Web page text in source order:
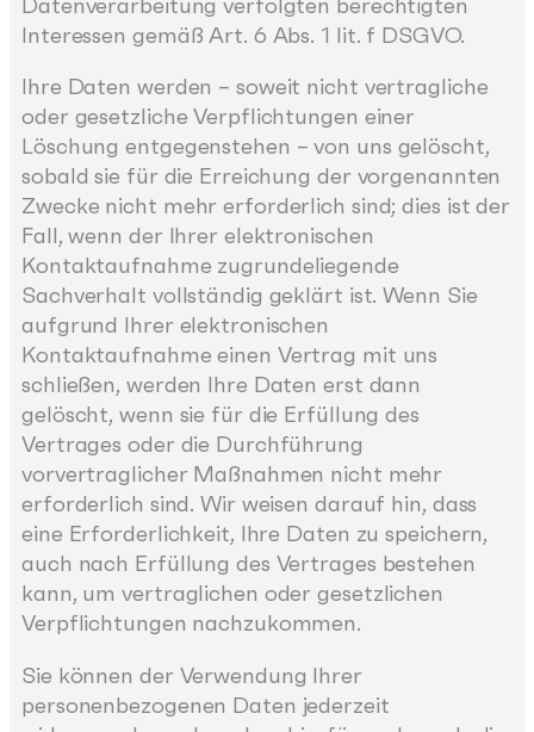
Interessen gemäß Art. 6 Abs. 1 lit. f DSGVO.
Ihre Daten werden – soweit nicht vertragliche
oder gesetzliche Verpflichtungen einer
Löschung entgegenstehen – von uns gelöscht,
sobald sie für die Erreichung der vorgenannten
Zwecke nicht mehr erforderlich sind; dies ist der
Fall, wenn der Ihrer elektronischen
Kontaktaufnahme zugrundeliegende
Sachverhalt vollständig geklärt ist. Wenn Sie
aufgrund Ihrer elektronischen
Kontaktaufnahme einen Vertrag mit uns
schließen, werden Ihre Daten erst dann
gelöscht, wenn sie für die Erfüllung des
Vertrages oder die Durchführung
vorvertraglicher Maßnahmen nicht mehr
erforderlich sind. Wir weisen darauf hin, dass
eine Erforderlichkeit, Ihre Daten zu speichern,
auch nach Erfüllung des Vertrages bestehen
kann, um vertraglichen oder gesetzlichen
Verpflichtungen nachzukommen.
Sie können der Verwendung Ihrer
personenbezogenen Daten jederzeit